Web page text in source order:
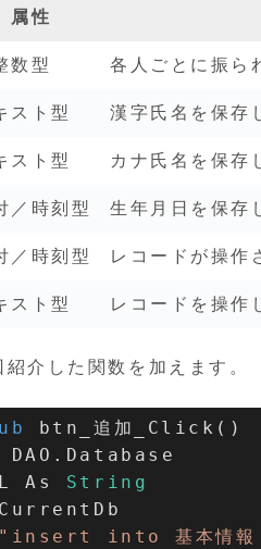
属性
数型 各人ごとに振ら
スト型 漢字氏名を保存
スト型 カナ氏名を保存
／時刻型 生年月日を保存
／時刻型 レコードが操作
スト型 レコードを操作
介した関数を加えます。
As String
"insert into 基本情報